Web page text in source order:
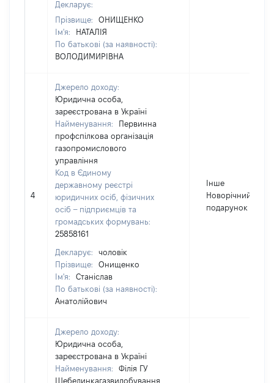
Декларує:
Прізвище:
ОНИЩЕНКО
Ім'я:
НАТАЛІЯ
По батькові (за наявності):
ВОЛОДИМИРІВНА
4
Джерело доходу:
Юридична особа,
зареєстрована в Україні
Найменування:
Первинна
профспілкова організація
газопромислового
управління
Код в Єдиному
державному реєстрі
юридичних осіб, фізичних
осіб – підприємців та
громадських формувань:
25858161
Декларує:
чоловік
Прізвище:
Онищенко
Ім'я:
Станіслав
По батькові (за наявності):
Анатолійович
Інше
Новорічний
подарунок
Джерело доходу:
Юридична особа,
зареєстрована в Україні
Найменування:
Філія ГУ
Шебелинкагазвидобування